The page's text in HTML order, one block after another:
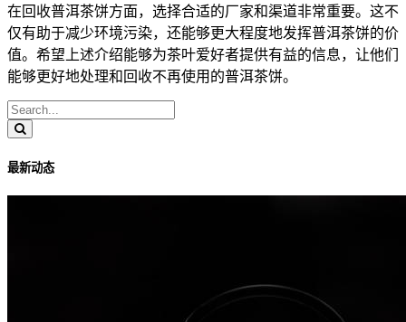
在回收普洱茶饼方面，选择合适的厂家和渠道非常重要。这不
仅有助于减少环境污染，还能够更大程度地发挥普洱茶饼的价
值。希望上述介绍能够为茶叶爱好者提供有益的信息，让他们
能够更好地处理和回收不再使用的普洱茶饼。
最新动态